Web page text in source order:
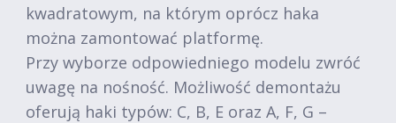
kwadratowym, na którym oprócz haka
można zamontować platformę.
Przy wyborze odpowiedniego modelu zwróć
uwagę na nośność. Możliwość demontażu
oferują haki typów: C, B, E oraz A, F, G –